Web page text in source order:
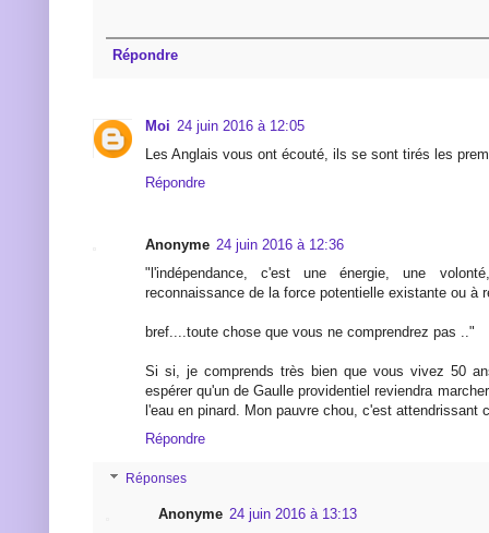
Répondre
Moi 24 juin 2016 à 12:05
Les Anglais vous ont écouté, ils se sont tirés les
Répondre
Anonyme 24 juin 2016 à 12:36
"l'indépendance, c'est une énergie, une
reconnaissance de la force potentielle existante ou à
bref....toute chose que vous ne comprendrez pas .."
Si si, je comprends très bien que vous vivez 50
espérer qu'un de Gaulle providentiel reviendra
l'eau en pinard. Mon pauvre chou, c'est attendrissant
Répondre
Réponses
Anonyme 24 juin 2016 à 13:13